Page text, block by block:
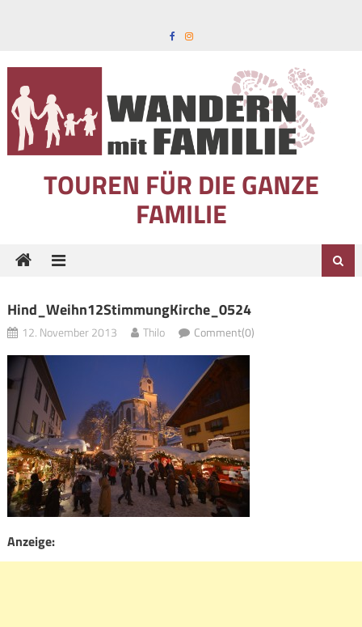
TOUREN FÜR DIE GANZE
FAMILIE
Hind_Weihn12StimmungKirche_0524
12. November 2013 Thilo Comment(0)
Anzeige: